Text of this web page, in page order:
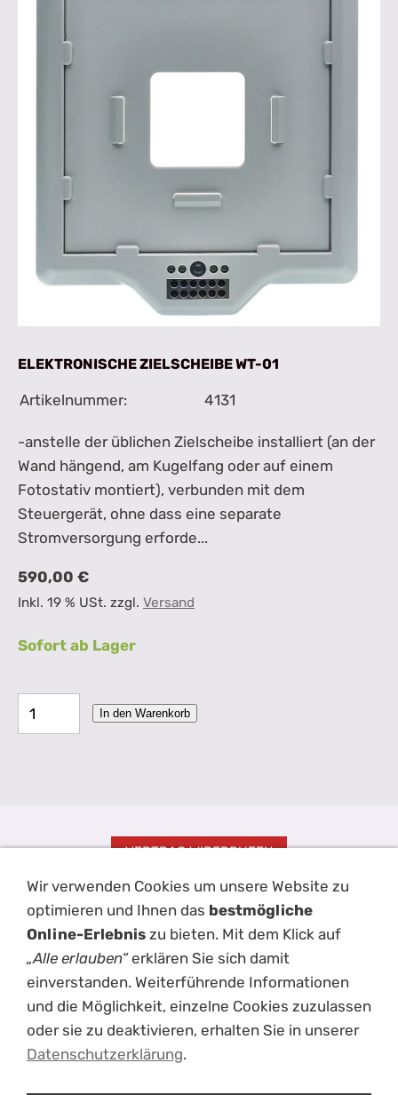
ELEKTRONISCHE ZIELSCHEIBE WT-01
Artikelnummer: 4131
-anstelle der üblichen Zielscheibe installiert (an der
Wand hängend, am Kugelfang oder auf einem
Fotostativ montiert), verbunden mit dem
Steuergerät, ohne dass eine separate
Stromversorgung erforde...
590,00 €
Inkl. 19 % USt. zzgl. Versand
Sofort ab Lager
In den Warenkorb
VERTRAG WIDERRUFEN
Impressum AGBKontaktHilfeDisclaimerDatenschutz
HaftungsausschlussVersand
Wir verwenden Cookies um unsere Website zu
optimieren und Ihnen das bestmögliche
Online-Erlebnis zu bieten. Mit dem Klick auf
„Alle erlauben“erklären Sie sich damit
einverstanden. Weiterführende Informationen
und die Möglichkeit, einzelne Cookies zuzulassen
oder sie zu deaktivieren, erhalten Sie in unserer
Datenschutzerklärung.